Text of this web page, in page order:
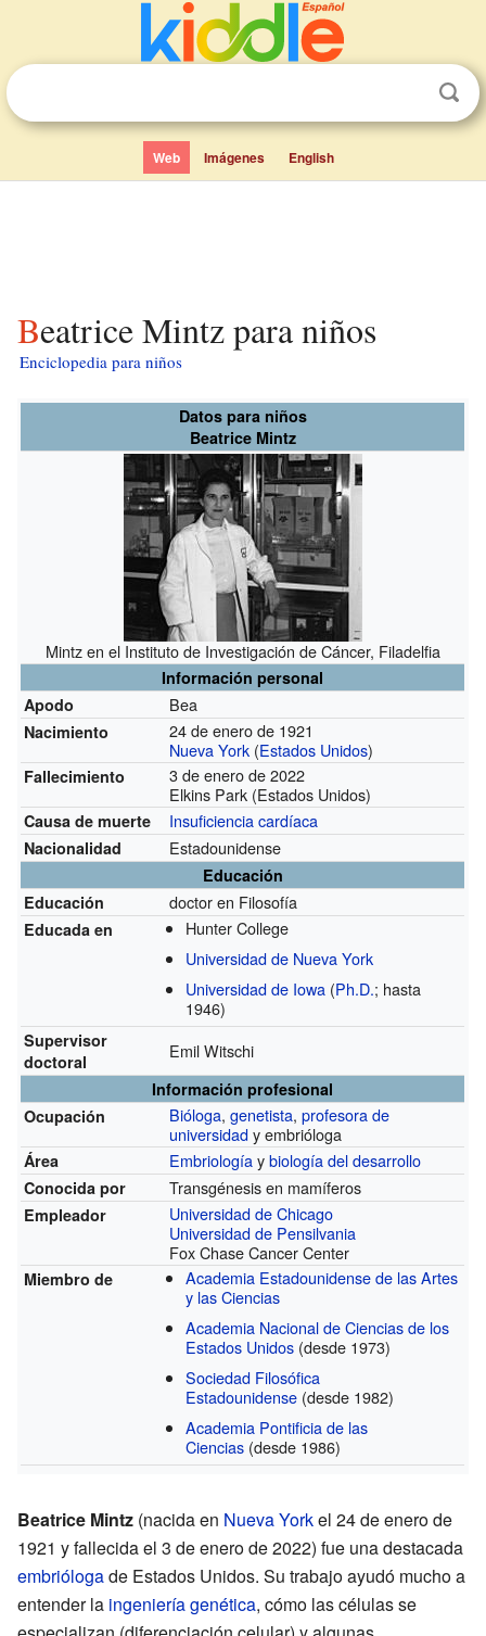
Web Imágenes English
Beatrice Mintz para niños
Enciclopedia para niños
Datos para niños
Beatrice Mintz
Mintz en el Instituto de Investigación de Cáncer, Filadelfia
Información personal
Apodo
Bea
Nacimiento
24 de enero de 1921
Nueva York (Estados Unidos)
Fallecimiento
3 de enero de 2022
Elkins Park (Estados Unidos)
Causa de muerte Insuficiencia cardíaca
Nacionalidad Estadounidense
Educación
Educación
doctor en Filosofía
Educada en
Hunter College
Universidad de Nueva York
Universidad de Iowa (Ph.D.; hasta
1946)
Supervisor
doctoral
Emil Witschi
Información profesional
Ocupación
Bióloga,genetista,profesora de
universidady embrióloga
Área Embriologíaybiología del desarrollo
Conocida por Transgénesis en mamíferos
Empleador
Universidad de Chicago
Universidad de Pensilvania
Fox Chase Cancer Center
Miembro de
Academia Estadounidense de las Artes
y las Ciencias
Academia Nacional de Ciencias de los
Estados Unidos (desde 1973)
Sociedad Filosófica
Estadounidense (desde 1982)
Academia Pontificia de las
Ciencias (desde 1986)
Beatrice Mintz (nacida en Nueva Yorkel 24 de enero de
1921 y fallecida el 3 de enero de 2022) fue una destacada
embriólogade Estados Unidos. Su trabajo ayudó mucho a
entender la ingeniería genética, cómo las células se